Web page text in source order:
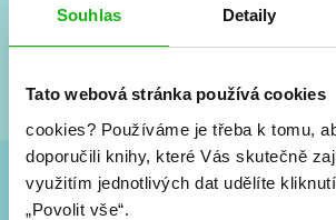
Souhlas Detaily
Tato webová stránka používá cookies
cookies? Používáme je třeba k tomu,
doporučili knihy, které Vás skutečně
využitím jednotlivých dat udělíte
„Povolit vše“.
Vše kolem #youngadult každý měsíc
a seriálové adaptace a